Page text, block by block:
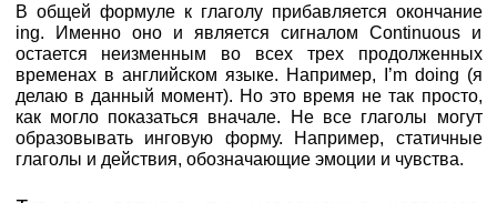
В общей формуле к глаголу прибавляется окончание
ing. Именно оно и является сигналом Continuous и
остается неизменным во всех трех продолженных
временах в английском языке. Например, I’m doing (я
делаю в данный момент). Но это время не так просто,
как могло показаться вначале. Не все глаголы могут
образовывать инговую форму. Например, статичные
глаголы и действия, обозначающие эмоции и чувства.